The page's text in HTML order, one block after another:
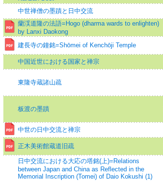
中世禅僧の墨蹟と日中交流
蘭渓道隆の法語=Hogo (dharma wards to enlighten)
by Lanxi Daokong
建長寺の鐘銘=Shōmei of Kenchōji Temple
中国近世における国家と禅宗
東隆寺蔵諸山疏
板渡の墨蹟
中世の日中交流と禅宗
正木美術館蔵道旧疏
日中交流における大応の塔銘(上)=Relations
between Japan and China as Reflected in the
Memorial Inscription (Tomei) of Daio Kokushi (1)